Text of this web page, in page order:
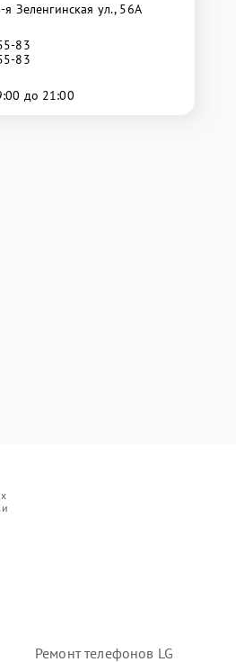
я Зеленгинская ул., 56А
83
83
до 21:00
Ремонт телефонов LG